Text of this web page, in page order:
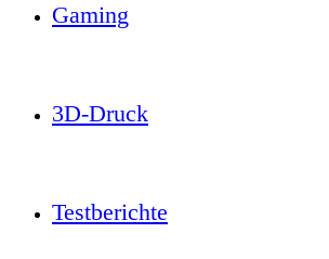
Gaming
3D-Druck
Testberichte